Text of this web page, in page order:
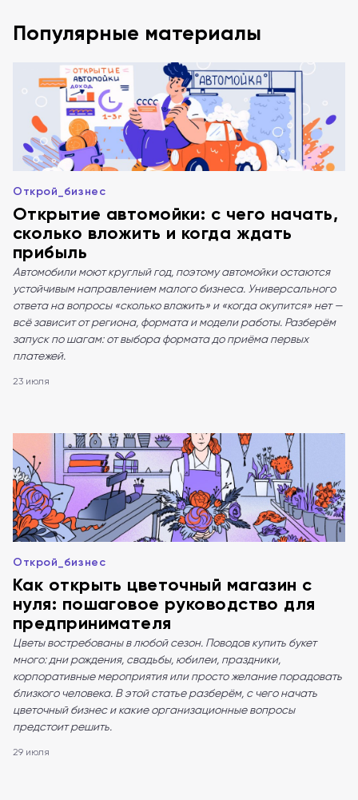
Популярные материалы
Открой_бизнес
Открытие автомойки: с чего начать,
сколько вложить и когда ждать
прибыль
Автомобили моют круглый год, поэтому автомойки остаются
устойчивым направлением малого бизнеса. Универсального
ответа на вопросы «сколько вложить» и «когда окупится» нет —
всё зависит от региона, формата и модели работы. Разберём
запуск по шагам: от выбора формата до приёма первых
платежей.
23 июля
Открой_бизнес
Как открыть цветочный магазин с
нуля: пошаговое руководство для
предпринимателя
Цветы востребованы в любой сезон. Поводов купить букет
много: дни рождения, свадьбы, юбилеи, праздники,
корпоративные мероприятия или просто желание порадовать
близкого человека. В этой статье разберём, с чего начать
цветочный бизнес и какие организационные вопросы
предстоит решить.
29 июля